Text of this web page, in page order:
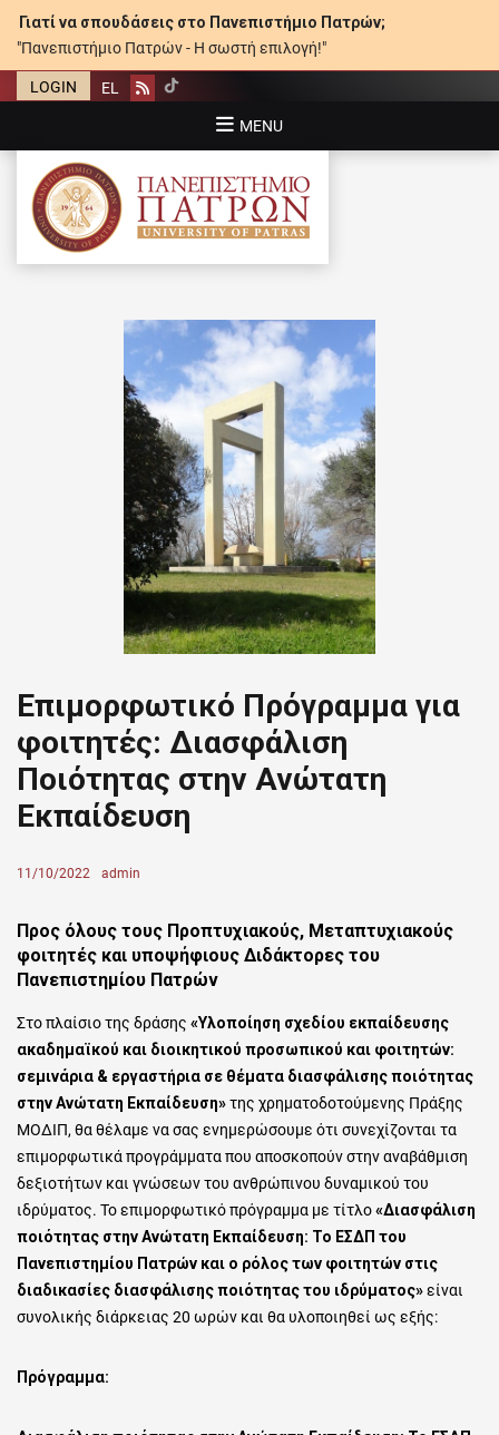
Γιατί να σπουδάσεις στο Πανεπιστήμιο Πατρών;
"Πανεπιστήμιο Πατρών - Η σωστή επιλογή!"
LOGIN EL Rss
MENU
ΠΑΝΕΠΙΣΤΉΜΙΟ ΠΑΤΡΏΝ
Επιμορφωτικό Πρόγραμμα για
φοιτητές: Διασφάλιση
Ποιότητας στην Ανώτατη
Εκπαίδευση
Posted
11/10/2022 Author
admin
Προς όλους τους Προπτυχιακούς, Μεταπτυχιακούς
φοιτητές και υποψήφιους Διδάκτορες του
Πανεπιστημίου Πατρών
Στο πλαίσιο της δράσης «Υλοποίηση σχεδίου εκπαίδευσης
ακαδημαϊκού και διοικητικού προσωπικού και φοιτητών:
σεμινάρια & εργαστήρια σε θέματα διασφάλισης ποιότητας
στην Ανώτατη Εκπαίδευση»της χρηματοδοτούμενης Πράξης
ΜΟΔΙΠ, θα θέλαμε να σας ενημερώσουμε ότι συνεχίζονται τα
επιμορφωτικά προγράμματα που αποσκοπούν στην αναβάθμιση
δεξιοτήτων και γνώσεων του ανθρώπινου δυναμικού του
ιδρύματος. Το επιμορφωτικό πρόγραμμα με τίτλο«Διασφάλιση
ποιότητας στην Ανώτατη Εκπαίδευση: Το ΕΣΔΠ του
Πανεπιστημίου Πατρών και ο ρόλος των φοιτητών στις
διαδικασίες διασφάλισης ποιότητας του ιδρύματος»είναι
συνολικής διάρκειας 20 ωρών και θα υλοποιηθεί ως εξής:
Πρόγραμμα: